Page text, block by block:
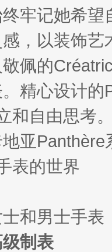
牢记她希
，以装饰
佩的
精心设计
和自由思考
亚
和男士手表
制表